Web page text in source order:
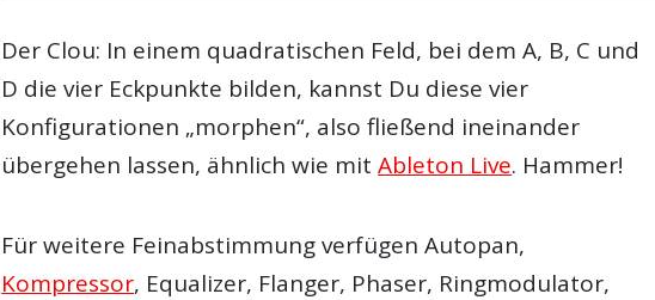
Der Clou: In einem quadratischen Feld, bei dem A, B, C und
D die vier Eckpunkte bilden, kannst Du diese vier
Konfigurationen „morphen“, also fließend ineinander
übergehen lassen, ähnlich wie mitAbleton Live. Hammer!
Für weitere Feinabstimmung verfügen Autopan,
Kompressor, Equalizer, Flanger, Phaser, Ringmodulator,